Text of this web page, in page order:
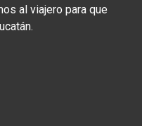
al viajero para que